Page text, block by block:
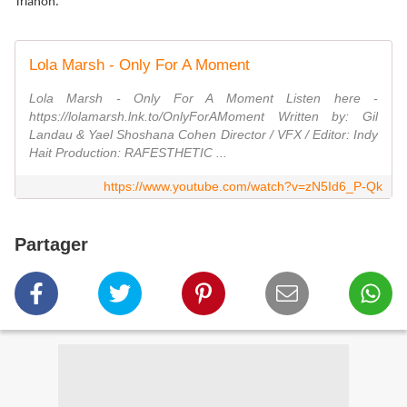
Lola Marsh - Only For A Moment
Lola Marsh - Only For A Moment Listen here -
https://lolamarsh.lnk.to/OnlyForAMoment Written by: Gil
Landau & Yael Shoshana Cohen Director / VFX / Editor: Indy
Hait Production: RAFESTHETIC ...
https://www.youtube.com/watch?v=zN5Id6_P-Qk
Partager